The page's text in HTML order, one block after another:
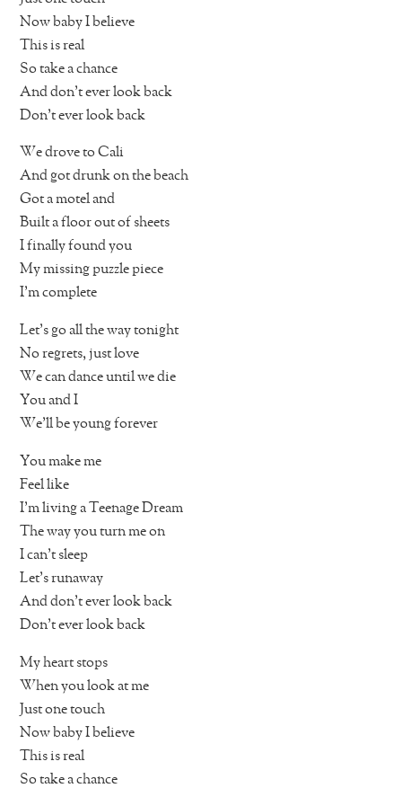
Now baby I believe
This is real
So take a chance
And don’t ever look back
Don’t ever look back
We drove to Cali
And got drunk on the beach
Got a motel and
Built a floor out of sheets
I finally found you
My missing puzzle piece
I’m complete
Let’s go all the way tonight
No regrets, just love
We can dance until we die
You and I
We’ll be young forever
You make me
Feel like
I’m living a Teenage Dream
The way you turn me on
I can’t sleep
Let’s runaway
And don’t ever look back
Don’t ever look back
My heart stops
When you look at me
Just one touch
Now baby I believe
This is real
So take a chance